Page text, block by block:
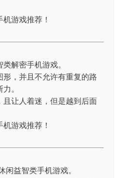
类解密手机游戏。
，并且不允许有重复的路
。
且让人着迷，但是越到后面
闲益智类手机游戏。